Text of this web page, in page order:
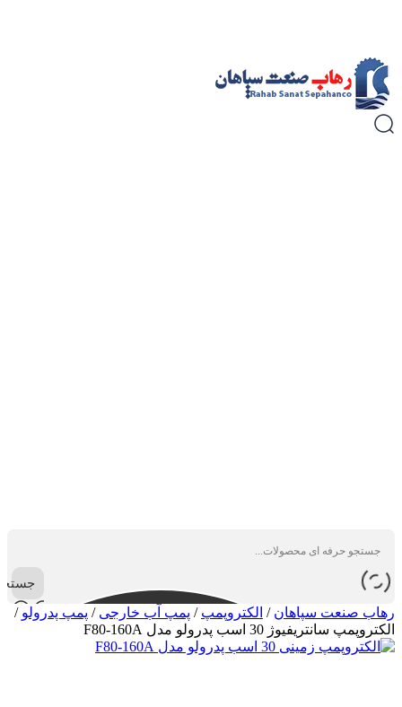
رهاب صنعت سپاهان / الکتروپمپ / پمپ آب خارجی / پمپ پدرولو /
الکتروپمپ سانتریفیوژ 30 اسب پدرولو مدل F80-160A